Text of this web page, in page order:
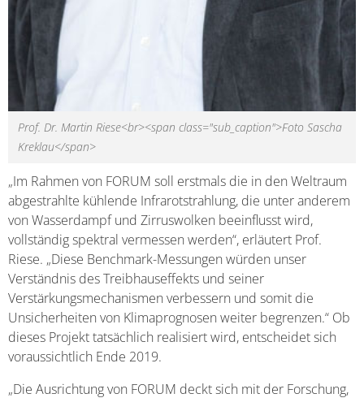
Prof. Dr. Martin Riese<br><span class="sub_caption">Foto Sascha
Kreklau</span>
„Im Rahmen von FORUM soll erstmals die in den Weltraum
abgestrahlte kühlende Infrarotstrahlung, die unter anderem
von Wasserdampf und Zirruswolken beeinflusst wird,
vollständig spektral vermessen werden“, erläutert Prof.
Riese. „Diese Benchmark-Messungen würden unser
Verständnis des Treibhauseffekts und seiner
Verstärkungsmechanismen verbessern und somit die
Unsicherheiten von Klimaprognosen weiter begrenzen.“ Ob
dieses Projekt tatsächlich realisiert wird, entscheidet sich
voraussichtlich Ende 2019.
„Die Ausrichtung von FORUM deckt sich mit der Forschung,